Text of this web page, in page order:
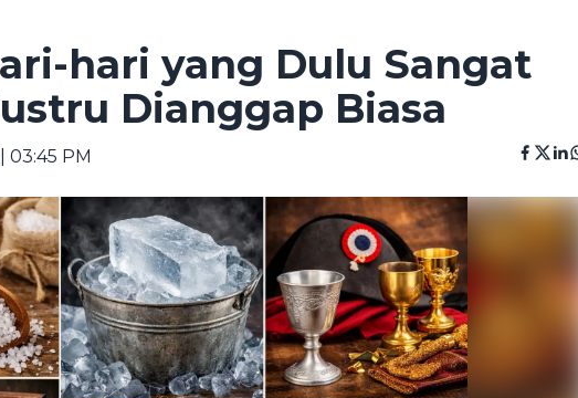
hari yang Dulu Sangat
Dianggap Biasa
03:45 PM